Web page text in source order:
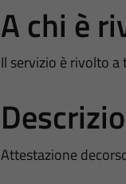
A chi è
Il servizio è rivolto
Attestazione